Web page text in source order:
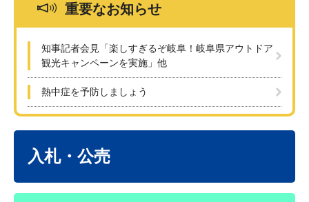
重要なお知らせ
知事記者会見「楽しすぎるぞ岐阜！岐阜県アウトドア
観光キャンペーンを実施」他
熱中症を予防しましょう
入札・公売